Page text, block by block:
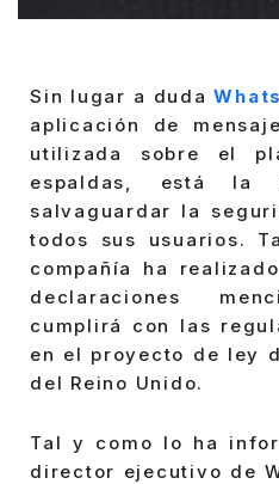
Sin lugar a duda
aplicación de
utilizada sobre el
espaldas, está la
salvaguardar la
todos sus usuarios.
compañía ha
declaraciones
cumplirá con las
en el proyecto de ley
del Reino Unido.
Tal y como lo ha
director ejecutivo de